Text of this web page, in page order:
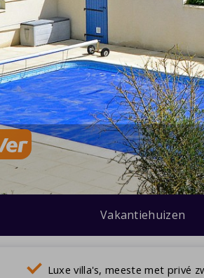
Vakantiehuizen
Luxe villa's, meeste met privé